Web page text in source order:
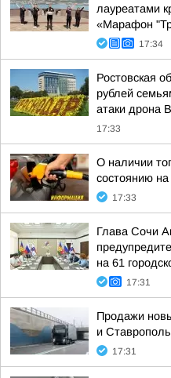
лауреатами
«Марафон
17:34
Ростовская
рублей
атаки дрона
17:33
О наличии
состоянию на
17:33
Глава Сочи
на 61
17:31
Продажи
и
17:31